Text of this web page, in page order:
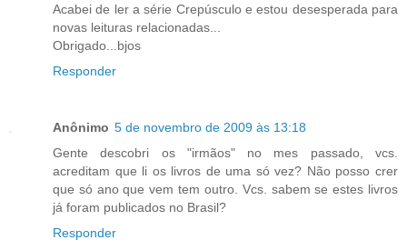
Acabei de ler a série Crepúsculo e estou desesperada para
novas leituras relacionadas...
Obrigado...bjos
Responder
Anônimo 5 de novembro de 2009 às 13:18
Gente descobri os "irmãos" no mes passado, vcs.
acreditam que li os livros de uma só vez? Não posso crer
que só ano que vem tem outro. Vcs. sabem se estes livros
já foram publicados no Brasil?
Responder